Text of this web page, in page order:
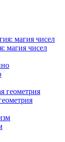
магия чисел